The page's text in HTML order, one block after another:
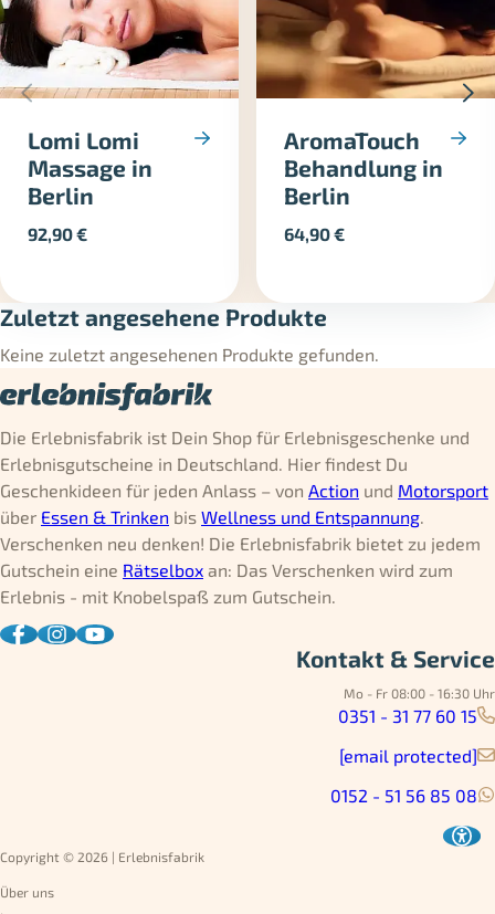
Lomi Lomi
Massage in
Berlin
92,90€
AromaTouch
Behandlung in
Berlin
64,90€
Zuletzt angesehene Produkte
Keine zuletzt angesehenen Produkte gefunden.
Die Erlebnisfabrik ist Dein Shop für Erlebnisgeschenke und
Erlebnisgutscheine in Deutschland. Hier findest Du
Geschenkideen für jeden Anlass – von Action und Motorsport
über Essen & Trinken bis Wellness und Entspannung.
Verschenken neu denken! Die Erlebnisfabrik bietet zu jedem
Gutschein eine Rätselbox an: Das Verschenken wird zum
Erlebnis - mit Knobelspaß zum Gutschein.
Kontakt & Service
Mo - Fr 08:00 - 16:30 Uhr
0351 - 31 77 60 15
[email protected]
0152 - 51 56 85 08
Copyright © 2026 | Erlebnisfabrik
Über uns